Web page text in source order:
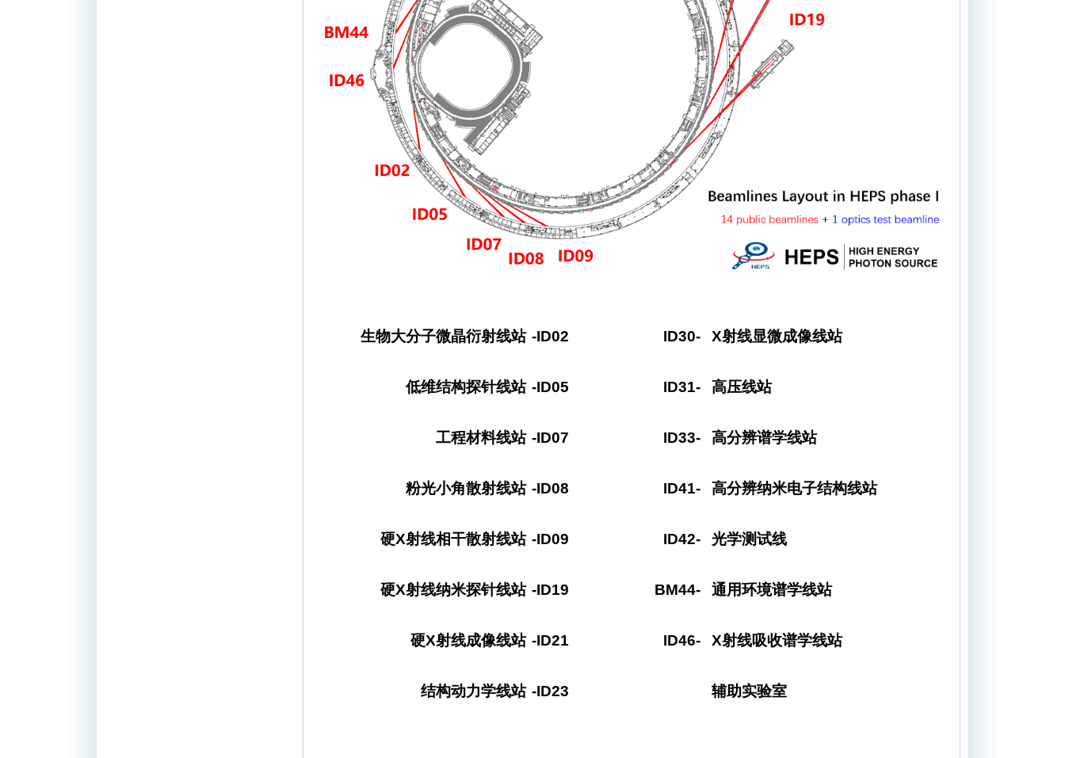
生物大分子微晶衍射线站 -ID02 ID30- X射线显微成像线站
低维结构探针线站 -ID05 ID31- 高压线站
工程材料线站 -ID07 ID33- 高分辨谱学线站
粉光小角散射线站 -ID08 ID41- 高分辨纳米电子结构线站
硬X射线相干散射线站 -ID09 ID42- 光学测试线
硬X射线纳米探针线站 -ID19 BM44- 通用环境谱学线站
硬X射线成像线站 -ID21 ID46- X射线吸收谱学线站
结构动力学线站 -ID23 辅助实验室